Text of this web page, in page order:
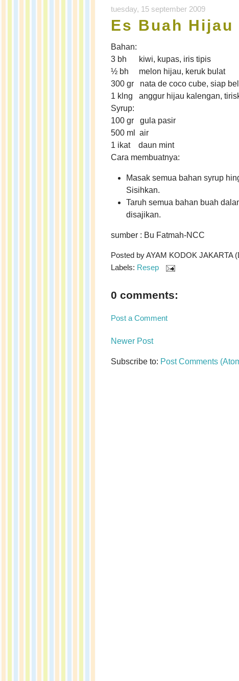
tuesday, 15 september 2009
Es Buah Hijau
Bahan:
3 bh kiwi, kupas, iris tipis
½ bh melon hijau, keruk bulat
300 gr nata de coco cube, siap
1 klng anggur hijau kalengan,
Syrup:
100 gr gula pasir
500 ml air
1 ikat daun mint
Cara membuatnya:
Masak semua bahan syrup
Sisihkan.
Taruh semua bahan buah
disajikan.
sumber : Bu Fatmah-NCC
Posted byAYAM KODOK JAKARTA
Labels: Resep
0 comments:
Post a Comment
Newer Post
Subscribe to: Post Comments